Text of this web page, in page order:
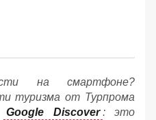
на смартфоне?
туризма от Турпрома
Google Discover : это